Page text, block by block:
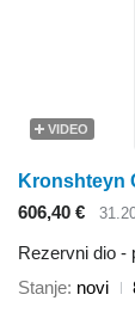
VIDEO
Kronshteyn
606,40 €
Rezervni dio -
Stanje novi